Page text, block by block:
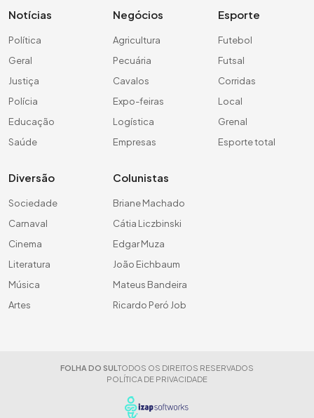
Notícias
Política
Geral
Justiça
Polícia
Educação
Saúde
Negócios
Agricultura
Pecuária
Cavalos
Expo-feiras
Logística
Empresas
Esporte
Futebol
Futsal
Corridas
Local
Grenal
Esporte total
Diversão
Sociedade
Carnaval
Cinema
Literatura
Música
Artes
Colunistas
Briane Machado
Cátia Liczbinski
Edgar Muza
João Eichbaum
Mateus Bandeira
Ricardo Peró Job
FOLHA DO SUL TODOS OS DIREITOS RESERVADOS
POLÍTICA DE PRIVACIDADE